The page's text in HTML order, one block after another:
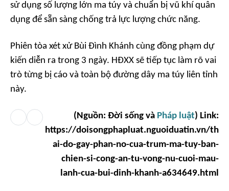
sử dụng số lượng lớn ma túy và chuẩn bị vũ khí quân
dụng để sẵn sàng chống trả lực lượng chức năng.
Phiên tòa xét xử Bùi Đình Khánh cùng đồng phạm dự
kiến diễn ra trong 3 ngày. HĐXX sẽ tiếp tục làm rõ vai
trò từng bị cáo và toàn bộ đường dây ma túy liên tỉnh
này.
(Nguồn: Đời sống và Pháp luật) Link:
https://doisongphapluat.nguoiduatin.vn/th
ai-do-gay-phan-no-cua-trum-ma-tuy-ban-
chien-si-cong-an-tu-vong-nu-cuoi-mau-
lanh-cua-bui-dinh-khanh-a634649.html